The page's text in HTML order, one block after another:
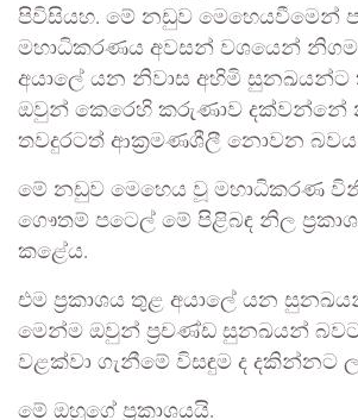
පිවිසියහ. මේ නඩුව මෙහෙයවීමෙන්
මහාධිකරණය අවසන් වශයෙන්
අයාලේ යන නිවාස අහිමි සුනඛයන්ට
ඔවුන් කෙරෙහි කරුණාව දක්වන්නේ
තවදුරටත් ආක්‍රමණශීලී නොවන
මේ නඩුව මෙහෙය වූ මහාධිකරණ
ගෞතම් පටෙල් මේ පිළිබඳ නිල
කළේය.
එම ප්‍රකාශය තුළ අයාලේ යන
මෙන්ම ඔවුන් ප්‍රචණ්ඩ සුනඛයන්
වළක්වා ගැනීමේ විසඳුම ද දකින්නට
මේ ඔහුගේ ප්‍රකාශයයි.